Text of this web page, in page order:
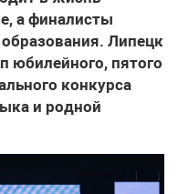
а финалисты
Липецк
юбилейного, пятого
конкурса
и родной